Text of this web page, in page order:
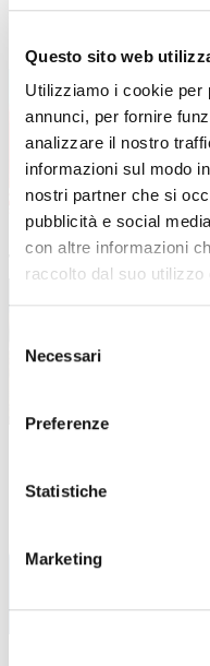
Questo sito web
Utilizziamo i cookie per
annunci, per fornire
analizzare il nostro
informazioni sul modo
nostri partner che si
pubblicità e social
con altre informazioni
raccolto dal suo utilizzo
delNecessari
Preferenze
Statistiche
Marketing
30 Maggio 2023
non
7 Novembre 2022 I